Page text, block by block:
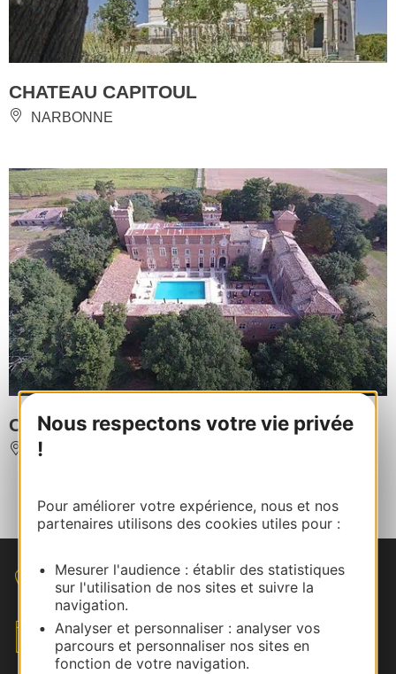
Nous respectons votre vie privée
!
Pour améliorer votre expérience, nous et nos
partenaires utilisons des cookies utiles pour :
Mesurer l'audience : établir des statistiques
sur l'utilisation de nos sites et suivre la
navigation.
Analyser et personnaliser : analyser vos
parcours et personnaliser nos sites en
fonction de votre navigation.
CHATEAU CAPITOUL
NARBONNE
CHÂTEAU DE TERRIDES
LABOURGADE
‹ 1 ... 3 4 5
Nous contacter
Envoyez votre brief